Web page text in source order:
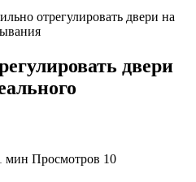
отрегулировать двери на
двери
мин Просмотров 10